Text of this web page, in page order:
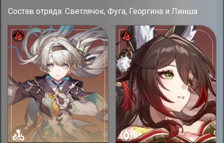
Состав отряда: Светлячок, Фуга, Георгина и Линша